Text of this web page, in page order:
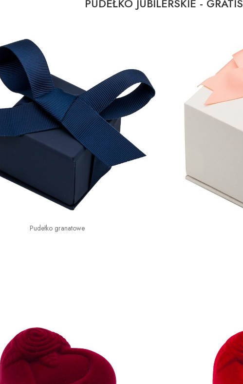
PUDEŁKO JUBILERSKIE - GRATIS
Pudełko granatowe